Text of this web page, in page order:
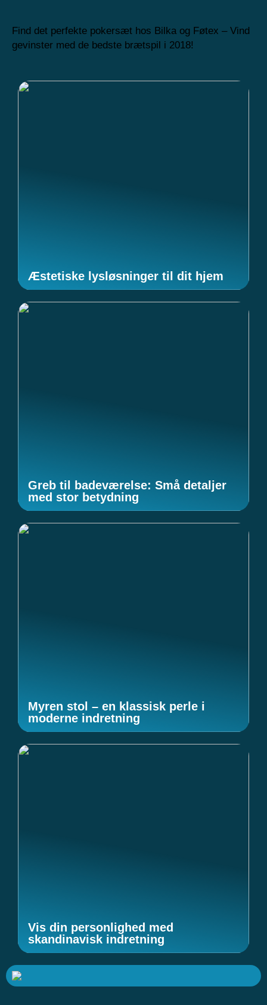
Find det perfekte pokersæt hos Bilka og Føtex – Vind
gevinster med de bedste brætspil i 2018!
Æstetiske lysløsninger til dit hjem
Greb til badeværelse: Små detaljer
med stor betydning
Myren stol – en klassisk perle i
moderne indretning
Vis din personlighed med
skandinavisk indretning